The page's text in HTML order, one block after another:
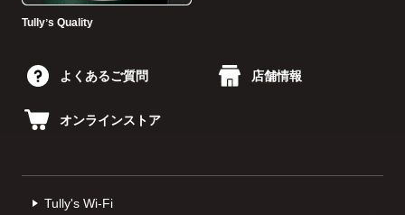
Tullyʼs Quality
よくあるご質問 店舗情報
オンラインストア
Tully's Wi-Fi